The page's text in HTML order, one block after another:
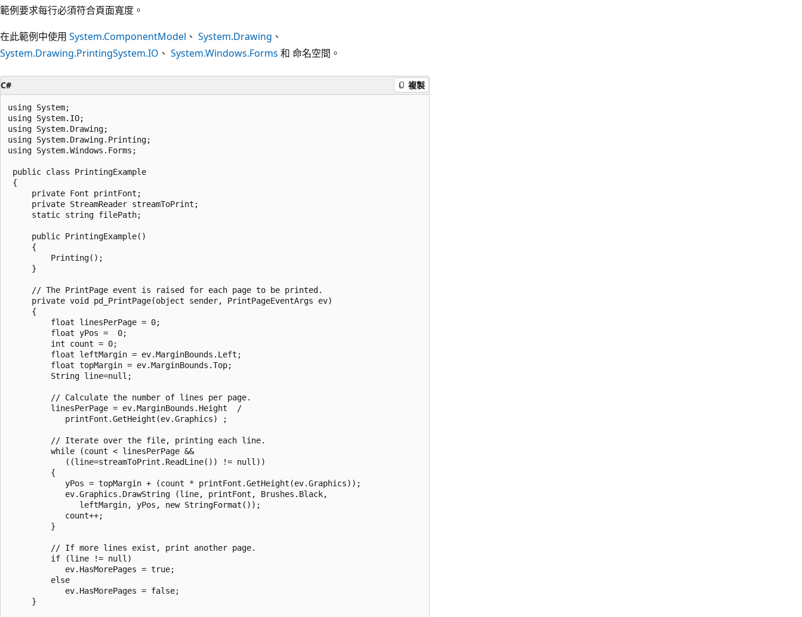
範例要求每行必須符合頁面寬度。
在此範例中使用 System.ComponentModel 、 System.Drawing 、
System.Drawing.PrintingSystem.IO 、 System.Windows.Forms 和 命名空間。
C# 複製
using System;
using System.IO;
using System.Drawing;
using System.Drawing.Printing;
using System.Windows.Forms;
public class PrintingExample
{
     private Font printFont;
     private StreamReader streamToPrint;
     static string filePath;
     public PrintingExample()
     {
         Printing();
     }
     // The PrintPage event is raised for each page to be printed.
     private void pd_PrintPage(object sender, PrintPageEventArgs ev)
     {
         float linesPerPage = 0;
         float yPos =  0;
         int count = 0;
         float leftMargin = ev.MarginBounds.Left;
         float topMargin = ev.MarginBounds.Top;
         String line=null;
         // Calculate the number of lines per page.
         linesPerPage = ev.MarginBounds.Height  /
            printFont.GetHeight(ev.Graphics) ;
         // Iterate over the file, printing each line.
         while (count < linesPerPage &&
            ((line=streamToPrint.ReadLine()) != null))
         {
            yPos = topMargin + (count * printFont.GetHeight(ev.Graphics));
            ev.Graphics.DrawString (line, printFont, Brushes.Black,
               leftMargin, yPos, new StringFormat());
            count++;
         }
         // If more lines exist, print another page.
         if (line != null)
            ev.HasMorePages = true;
         else
            ev.HasMorePages = false;
     }